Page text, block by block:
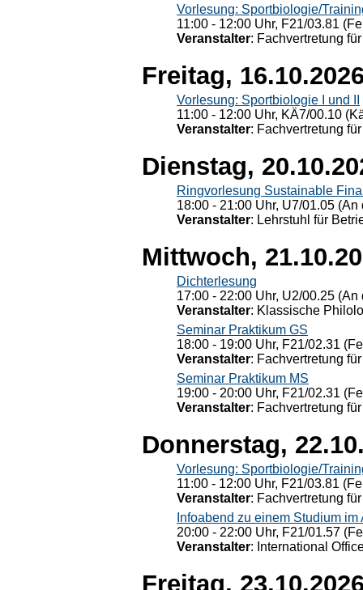
Vorlesung: Sportbiologie/
11:00 - 12:00 Uhr, F21/03.81
Veranstalter: Fachvertretung
Freitag,
Vorlesung: Sportbiologie I und II
11:00 - 12:00 Uhr, KÄ7/00.10
Veranstalter: Fachvertretung
Dienstag,
Ringvorlesung Sustainable
18:00 - 21:00 Uhr, U7/01.05
Veranstalter: Lehrstuhl für
Mittwoch,
Dichterlesung
17:00 - 22:00 Uhr, U2/00.25
Veranstalter: Klassische
Seminar Praktikum GS
18:00 - 19:00 Uhr, F21/02.31
Veranstalter: Fachvertretung
Seminar Praktikum MS
19:00 - 20:00 Uhr, F21/02.31
Veranstalter: Fachvertretung
Donnerstag,
Vorlesung: Sportbiologie/
11:00 - 12:00 Uhr, F21/03.81
Veranstalter: Fachvertretung
Infoabend zu einem Studium im
20:00 - 22:00 Uhr, F21/01.57
Veranstalter: International
Freitag,